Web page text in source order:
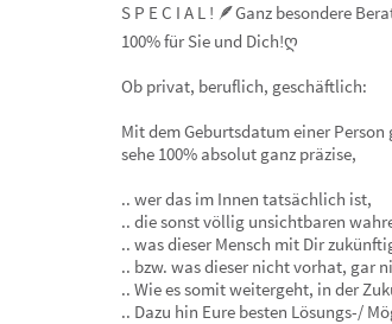
S P E C I A L ! 🪶Ganz besondere
100% für Sie und Dich!ღ
Ob privat, beruflich, geschäftlich:
Mit dem Geburtsdatum einer
sehe 100% absolut ganz präzise,
.. wer das im Innen tatsächlich ist,
.. die sonst völlig unsichtbaren
.. was dieser Mensch mit Dir
.. bzw. was dieser nicht vorhat, gar
.. Wie es somit weitergeht, in der
.. Dazu hin Eure besten Lösungs-/